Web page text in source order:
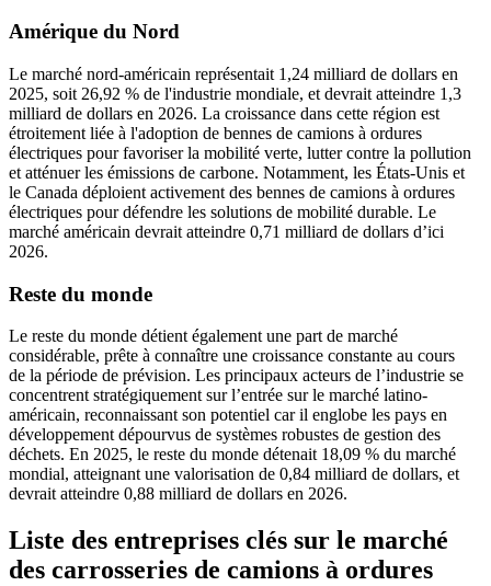
Amérique du Nord
Le marché nord-américain représentait 1,24 milliard de dollars en
2025, soit 26,92 % de l'industrie mondiale, et devrait atteindre 1,3
milliard de dollars en 2026. La croissance dans cette région est
étroitement liée à l'adoption de bennes de camions à ordures
électriques pour favoriser la mobilité verte, lutter contre la pollution
et atténuer les émissions de carbone. Notamment, les États-Unis et
le Canada déploient activement des bennes de camions à ordures
électriques pour défendre les solutions de mobilité durable. Le
marché américain devrait atteindre 0,71 milliard de dollars d’ici
2026.
Reste du monde
Le reste du monde détient également une part de marché
considérable, prête à connaître une croissance constante au cours
de la période de prévision. Les principaux acteurs de l’industrie se
concentrent stratégiquement sur l’entrée sur le marché latino-
américain, reconnaissant son potentiel car il englobe les pays en
développement dépourvus de systèmes robustes de gestion des
déchets. En 2025, le reste du monde détenait 18,09 % du marché
mondial, atteignant une valorisation de 0,84 milliard de dollars, et
devrait atteindre 0,88 milliard de dollars en 2026.
Liste des entreprises clés sur le marché
des carrosseries de camions à ordures